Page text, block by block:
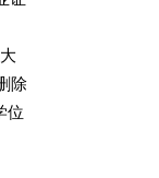
除
位